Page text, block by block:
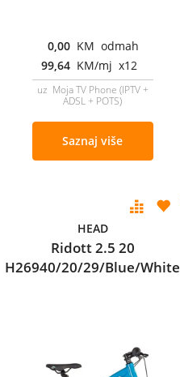
0,00 KM odmah
99,64 KM/mj x12
uz Moja TV Phone (IPTV +
ADSL + POTS)
Saznaj više
HEAD
Ridott 2.5 20
H26940/20/29/Blue/White